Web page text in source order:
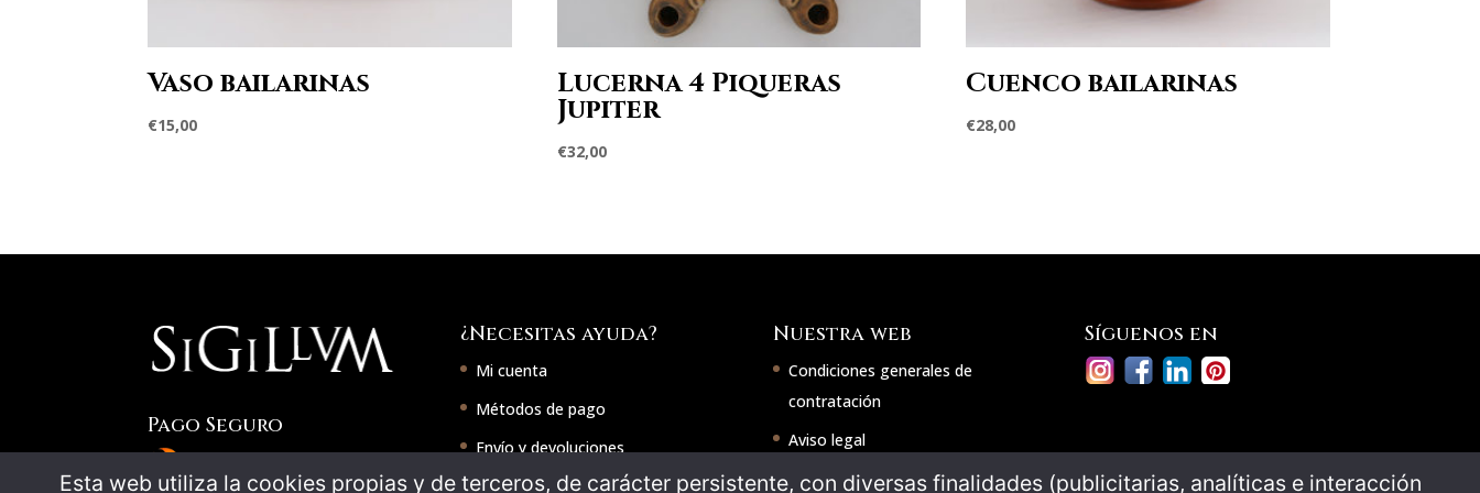
Vaso bailarinas
€15,00
Lucerna 4 Piqueras
Jupiter
€32,00
Cuenco bailarinas
€28,00
Pago Seguro
¿Necesitas ayuda?
Mi cuenta
Métodos de pago
Envío y devoluciones
Contacto
Nuestra web
Condiciones generales de
contratación
Aviso legal
Política de cookies
Síguenos en
Esta web utiliza la cookies propias y de terceros, de carácter persistente, con diversas finalidades (publicitarias, analíticas e interacción